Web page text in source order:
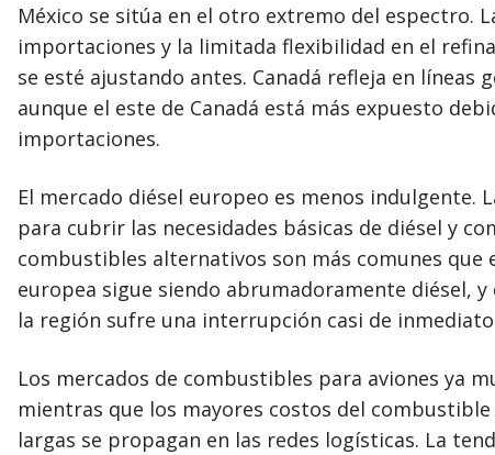
México se sitúa en el otro extremo del espectro.
importaciones y la limitada flexibilidad en el
se esté ajustando antes. Canadá refleja en líneas
aunque el este de Canadá está más expuesto
importaciones.
El mercado diésel europeo es menos indulgente.
para cubrir las necesidades básicas de diésel y
combustibles alternativos son más comunes que
europea sigue siendo abrumadoramente diésel,
la región sufre una interrupción casi de
Los mercados de combustibles para aviones ya
mientras que los mayores costos del
largas se propagan en las redes logísticas. La